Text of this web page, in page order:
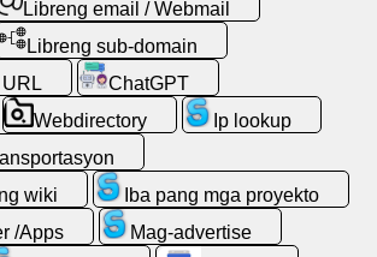
Libreng email / Webmail
Libreng sub-domain
ChatGPT
Webdirectory
Ip lookup
wiki
Iba pang mga proyekto
/Apps
Mag-advertise